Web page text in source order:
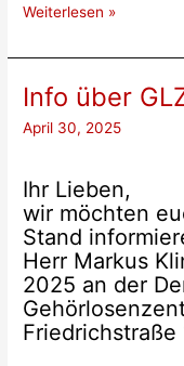
Videobotschaft
Weiterlesen »
Info über
April 30, 2025
Ihr Lieben,
wir möchten
Stand
Herr Markus
2025 an der
Friedrichstraße